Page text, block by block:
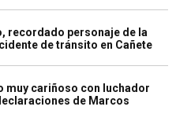
recordado personaje de la
de tránsito en Cañete
muy cariñoso con luchador
de Marcos